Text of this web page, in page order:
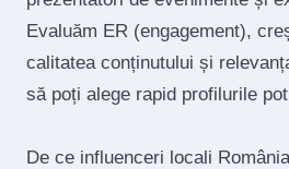
Evaluăm ER (engagement),
calitatea conținutului și
să poți alege rapid profilurile
De ce influenceri locali